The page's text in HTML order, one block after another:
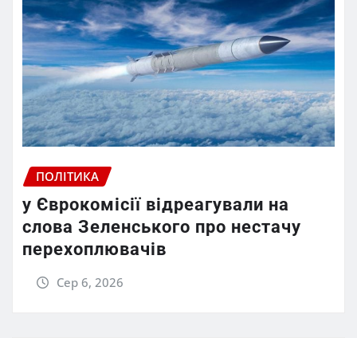
ПОЛІТИКА
у Єврокомісії відреагували на
слова Зеленського про нестачу
перехоплювачів
Сер 6, 2026